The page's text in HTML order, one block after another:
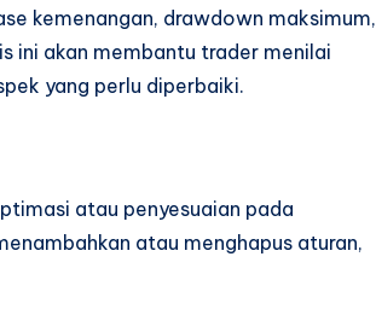
kemenangan, drawdown maksimum,
ini akan membantu trader menilai
yang perlu diperbaiki.
atau penyesuaian pada
atau menghapus aturan,